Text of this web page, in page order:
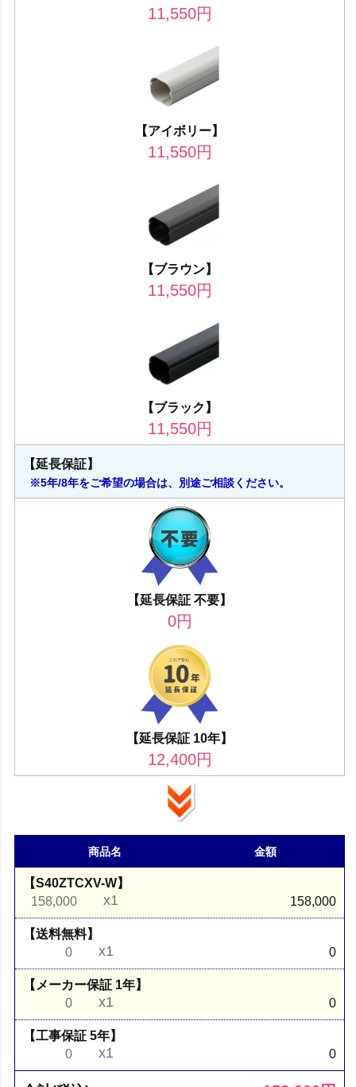
11,550円
【アイボリー】
11,550円
【ブラウン】
11,550円
【ブラック】
11,550円
【延長保証】
※5年/8年をご希望の場合は、別途ご相談ください。
【延長保証 不要】
0円
【延長保証 10年】
12,400円
商品名 金額
【S40ZTCXV-W】
158,000
x1 158,000
【送料無料】
0
x1 0
【メーカー保証 1年】
0
x1 0
【工事保証 5年】
0
x1 0